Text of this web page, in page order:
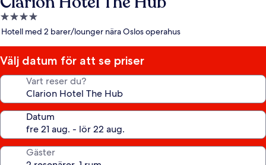
4.0-
stjärnigt
Hotell med 2 barer/lounger nära Oslos operahus
Välj datum för att se priser
Vart reser du?
Datum
Gäster